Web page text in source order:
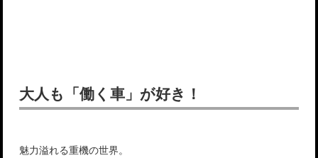
大人も「働く車」が好き！
魅力溢れる重機の世界。